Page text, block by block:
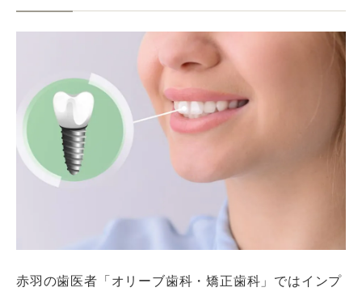
赤羽の歯医者「オリーブ歯科・矯正歯科」ではインプ